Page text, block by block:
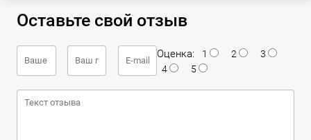
Оставьте свой отзыв
Оценка: 1 2
3
4
5